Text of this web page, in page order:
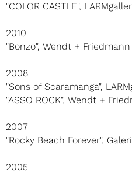
"COLOR CASTLE",
2010
"Bonzo", Wendt +
2008
"Sons of Scaramanga",
"ASSO ROCK", Wendt +
2007
"Rocky Beach Forever",
2005